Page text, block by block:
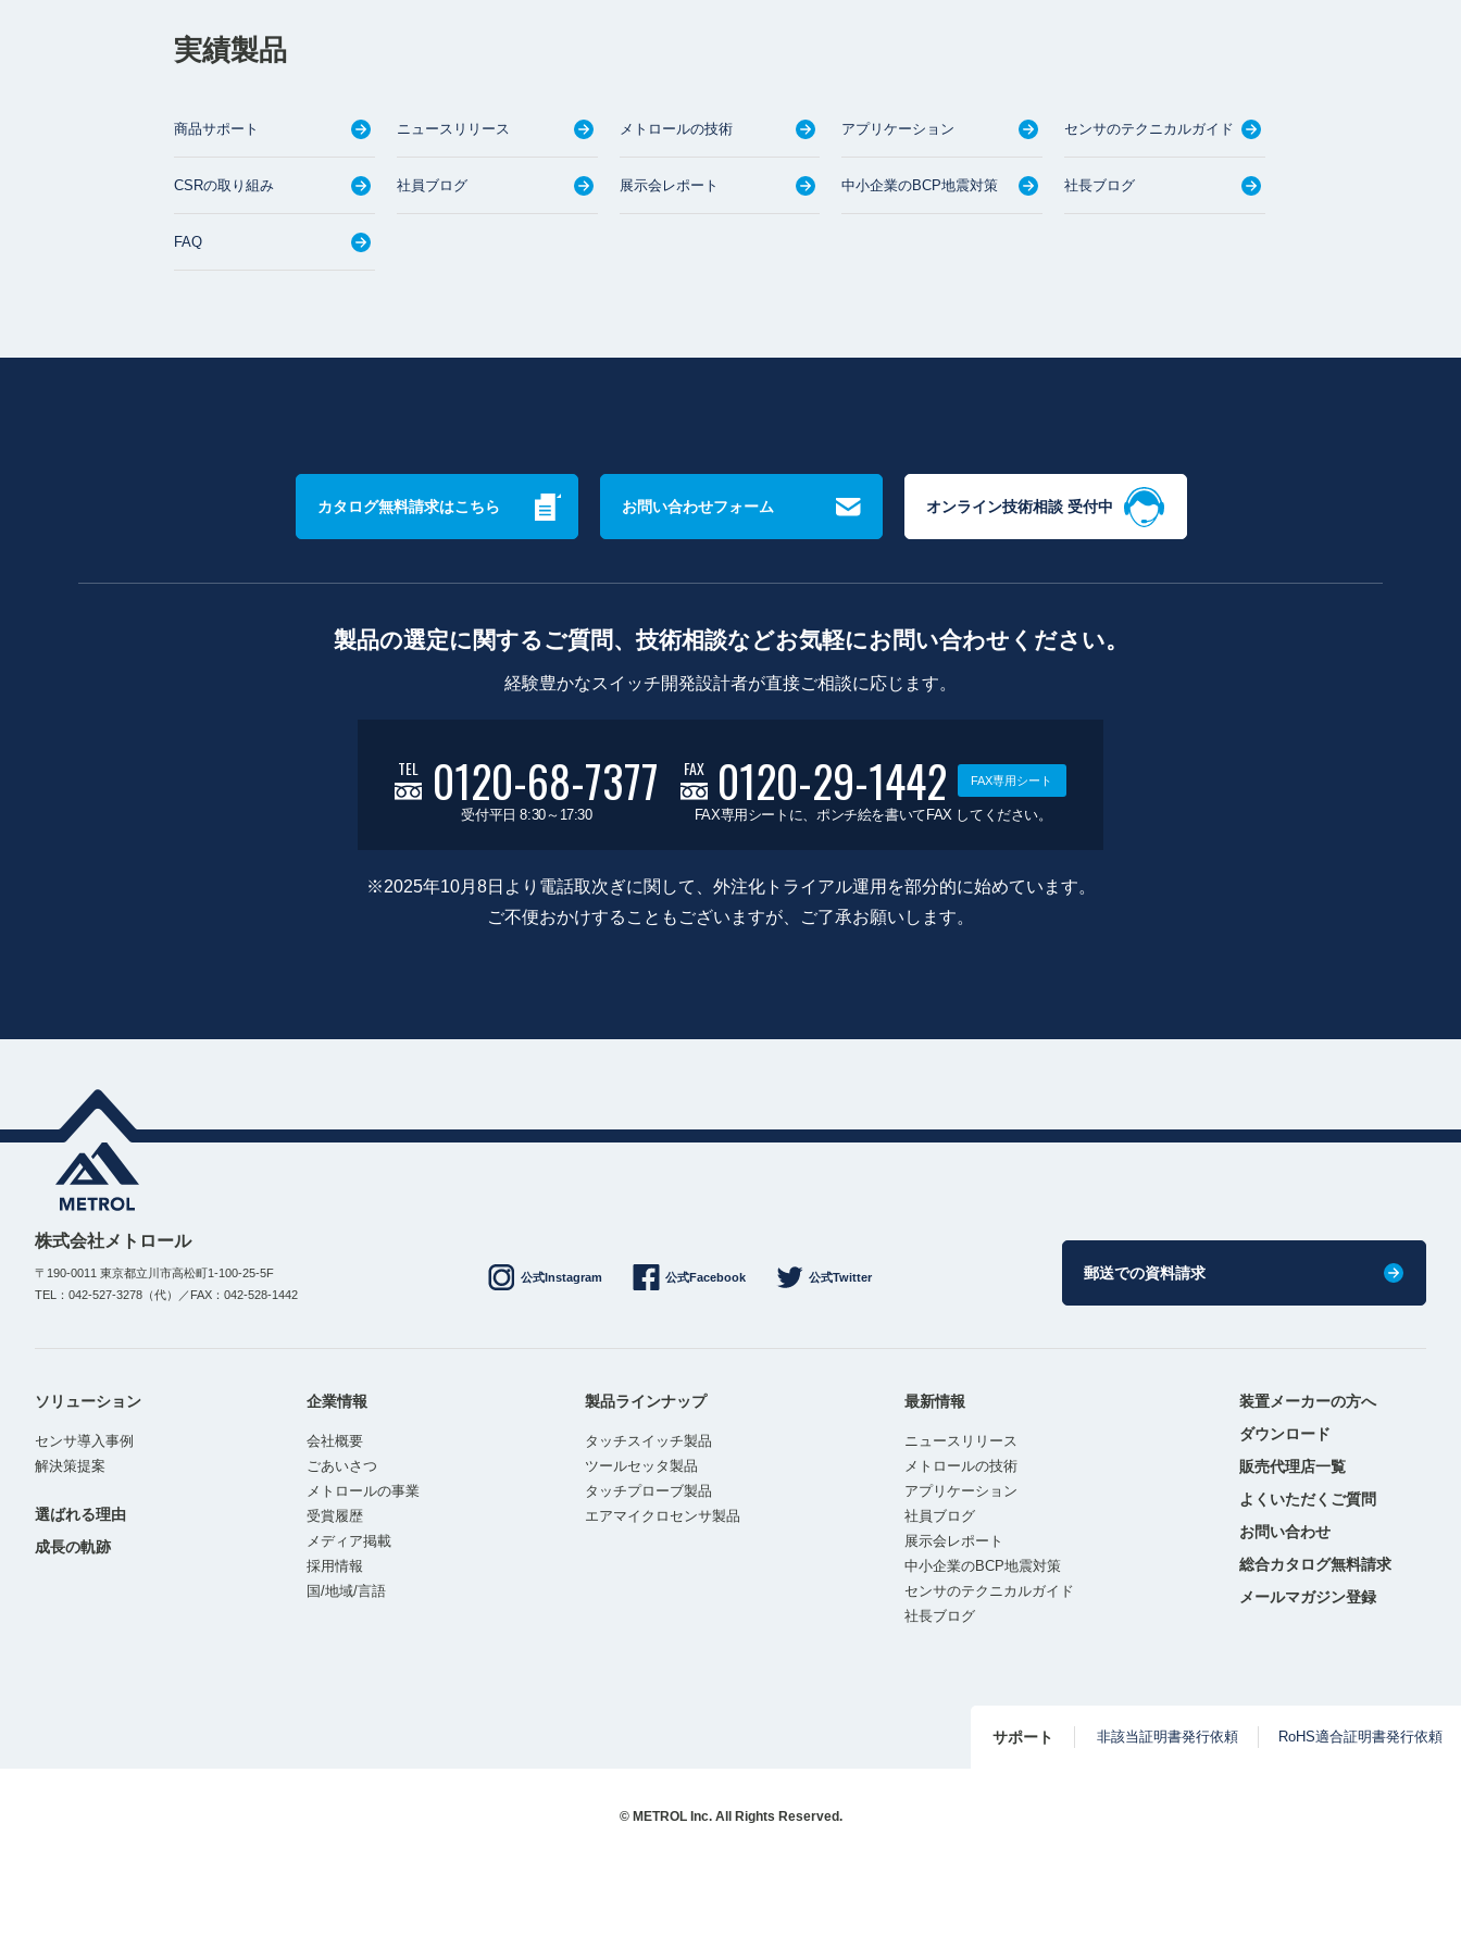
実績製品
商品サポート ニュースリリース メトロールの技術 アプリケーション センサのテクニカルガイド
CSRの取り組み 社員ブログ 展示会レポート 中小企業のBCP地震対策 社長ブログ
FAQ
カタログ無料請求はこちら お問い合わせフォーム オンライン技術相談 受付中
製品の選定に関するご質問、技術相談などお気軽にお問い合わせください。
経験豊かなスイッチ開発設計者が直接ご相談に応じます。
TEL 0120-68-7377
受付平日 8:30～17:30
FAX 0120-29-1442 FAX専用シート
FAX専用シートに、ポンチ絵を書いてFAX してください。
※2025年10月8日より電話取次ぎに関して、外注化トライアル運用を部分的に始めています。
ご不便おかけすることもございますが、ご了承お願いします。
株式会社メトロール
〒190-0011 東京都立川市高松町1-100-25-5F
TEL：042-527-3278（代）／FAX：042-528-1442
公式Instagram 公式Facebook 公式Twitter 郵送での資料請求
ソリューション
センサ導入事例
解決策提案
選ばれる理由
成長の軌跡
企業情報
会社概要
ごあいさつ
メトロールの事業
受賞履歴
メディア掲載
採用情報
国/地域/言語
製品ラインナップ
タッチスイッチ製品
ツールセッタ製品
タッチプローブ製品
エアマイクロセンサ製品
最新情報
ニュースリリース
メトロールの技術
アプリケーション
社員ブログ
展示会レポート
中小企業のBCP地震対策
センサのテクニカルガイド
社長ブログ
装置メーカーの方へ
ダウンロード
販売代理店一覧
よくいただくご質問
お問い合わせ
総合カタログ無料請求
メールマガジン登録
サポート 非該当証明書発行依頼 RoHS適合証明書発行依頼
© METROL Inc. All Rights Reserved.